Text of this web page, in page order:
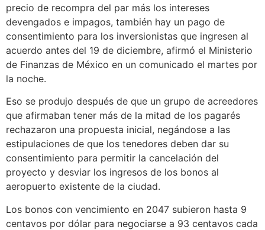
precio de recompra del par más los intereses
devengados e impagos, también hay un pago de
consentimiento para los inversionistas que ingresen al
acuerdo antes del 19 de diciembre, afirmó el Ministerio
de Finanzas de México en un comunicado el martes por
la noche.
Eso se produjo después de que un grupo de acreedores
que afirmaban tener más de la mitad de los pagarés
rechazaron una propuesta inicial, negándose a las
estipulaciones de que los tenedores deben dar su
consentimiento para permitir la cancelación del
proyecto y desviar los ingresos de los bonos al
aeropuerto existente de la ciudad.
Los bonos con vencimiento en 2047 subieron hasta 9
centavos por dólar para negociarse a 93 centavos cada